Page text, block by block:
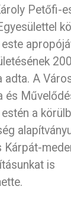
Petőfi-
adta. A
és
a
Kárpát-
is